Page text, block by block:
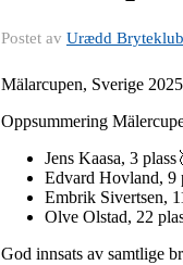
Postet av Urædd
Mälarcupen, Sverige
Oppsummering
Jens Kaasa, 3
Edvard Hovland, 9
Embrik Sivertsen,
Olve Olstad, 22
God innsats av samtlige